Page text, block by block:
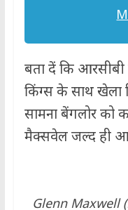
बता दें कि
किंग्स के साथ खेला
सामना बेंगलोर को
मैक्सवेल जल्द ही
Glenn Maxwell